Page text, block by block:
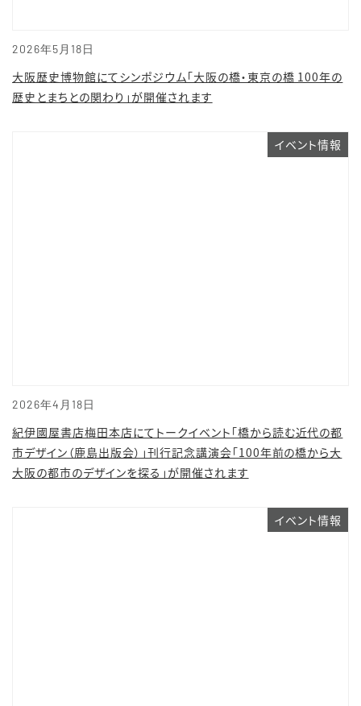
2026年5月18日
大阪歴史博物館にてシンポジウム「大阪の橋・東京の橋 100年の
歴史とまちとの関わり」が開催されます
2026年4月18日
イベント情報
紀伊國屋書店梅田本店にてトークイベント「橋から読む近代の都
市デザイン（鹿島出版会）」刊行記念講演会「100年前の橋から大
大阪の都市のデザインを探る」が開催されます
イベント情報